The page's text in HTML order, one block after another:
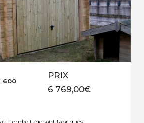
600
PRIX
6 769,00€